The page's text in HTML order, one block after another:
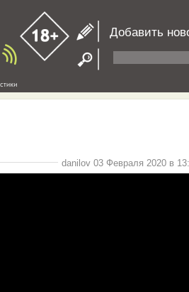
Добавить
danilov 03 Февраля 2020 в